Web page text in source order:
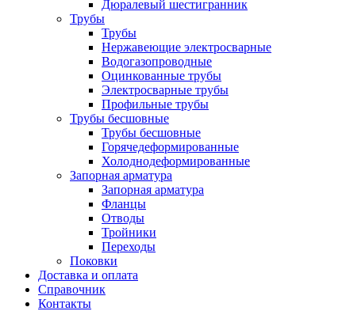
Дюралевый шестигранник
Трубы
Трубы
Нержавеющие электросварные
Водогазопроводные
Оцинкованные трубы
Электросварные трубы
Профильные трубы
Трубы бесшовные
Трубы бесшовные
Горячедеформированные
Холоднодеформированные
Запорная арматура
Запорная арматура
Фланцы
Отводы
Тройники
Переходы
Поковки
Доставка и оплата
Справочник
Контакты